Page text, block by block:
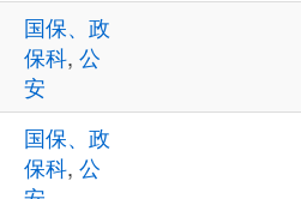
国保、政
保科, 公
安
国保、政
保科, 公